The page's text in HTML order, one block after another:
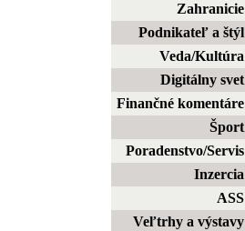
Zahranicie
Podnikateľ a štýl
Veda/Kultúra
Digitálny svet
Finančné komentáre
Šport
Poradenstvo/Servis
Inzercia
ASS
Veľtrhy a výstavy